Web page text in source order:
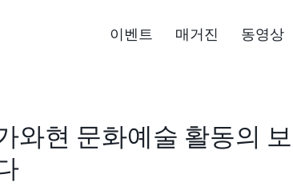
이벤트 매거진 동영상
와현 문화예술 활동의